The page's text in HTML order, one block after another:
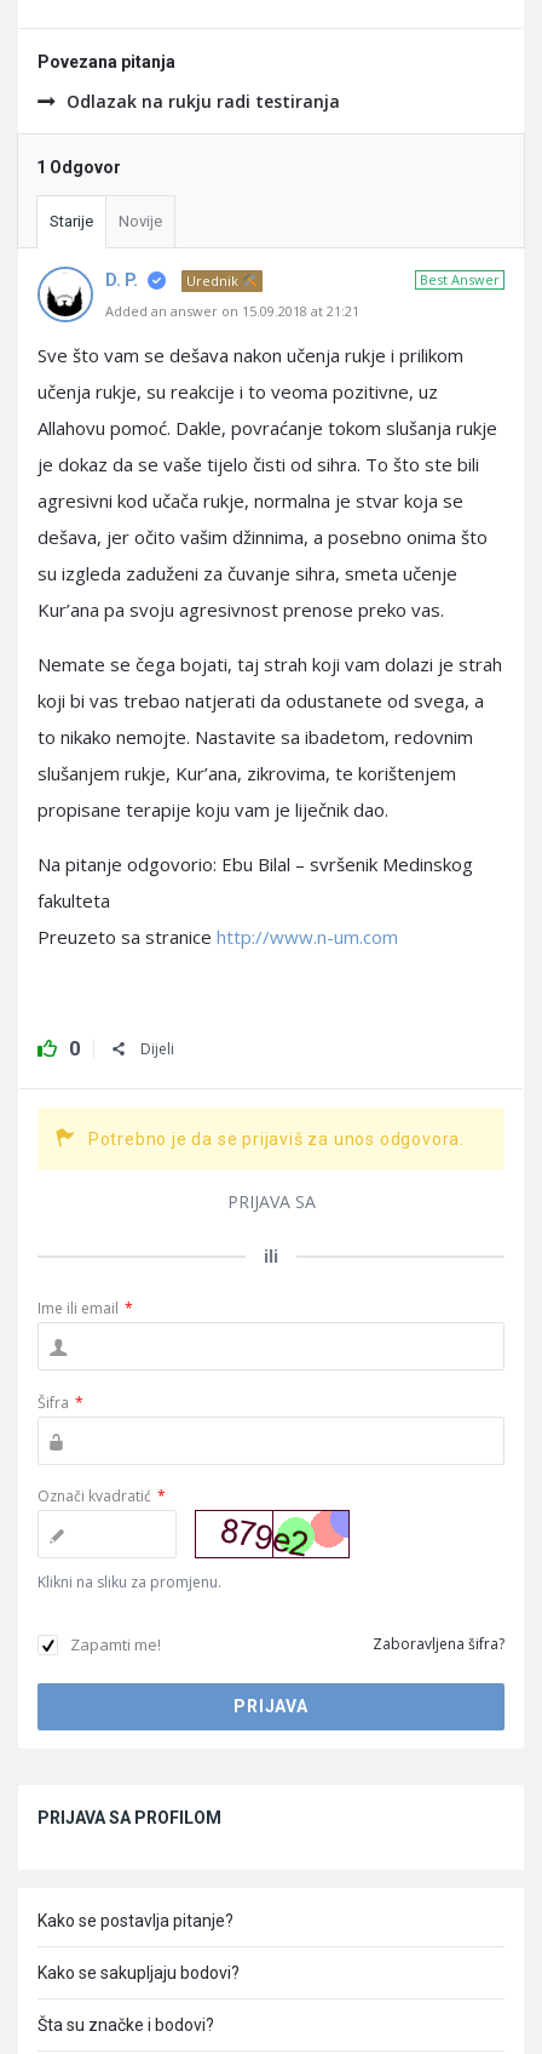
Povezana pitanja
Odlazak na rukju radi testiranja
1 Odgovor
Starije Novije
Best Answer
D. P.
Urednik
Added an answer on 15.09.2018 at 21:21
Sve što vam se dešava nakon učenja rukje i prilikom
učenja rukje, su reakcije i to veoma pozitivne, uz
Allahovu pomoć. Dakle, povraćanje tokom slušanja rukje
je dokaz da se vaše tijelo čisti od sihra. To što ste bili
agresivni kod učača rukje, normalna je stvar koja se
dešava, jer očito vašim džinnima, a posebno onima što
su izgleda zaduženi za čuvanje sihra, smeta učenje
Kur’ana pa svoju agresivnost prenose preko vas.
Nemate se čega bojati, taj strah koji vam dolazi je strah
koji bi vas trebao natjerati da odustanete od svega, a
to nikako nemojte. Nastavite sa ibadetom, redovnim
slušanjem rukje, Kur’ana, zikrovima, te korištenjem
propisane terapije koju vam je liječnik dao.
Na pitanje odgovorio: Ebu Bilal – svršenik Medinskog
fakulteta
Preuzeto sa stranice http://www.n-um.com
0 Dijeli
Potrebno je da se prijaviš za unos odgovora.
PRIJAVA SA
ili
Ime ili email *
Šifra *
Označi kvadratić *
Klikni na sliku za promjenu.
Zapamti me! Zaboravljena šifra?
PRIJAVA SA PROFILOM
Kako se postavlja pitanje?
Kako se sakupljaju bodovi?
Šta su značke i bodovi?